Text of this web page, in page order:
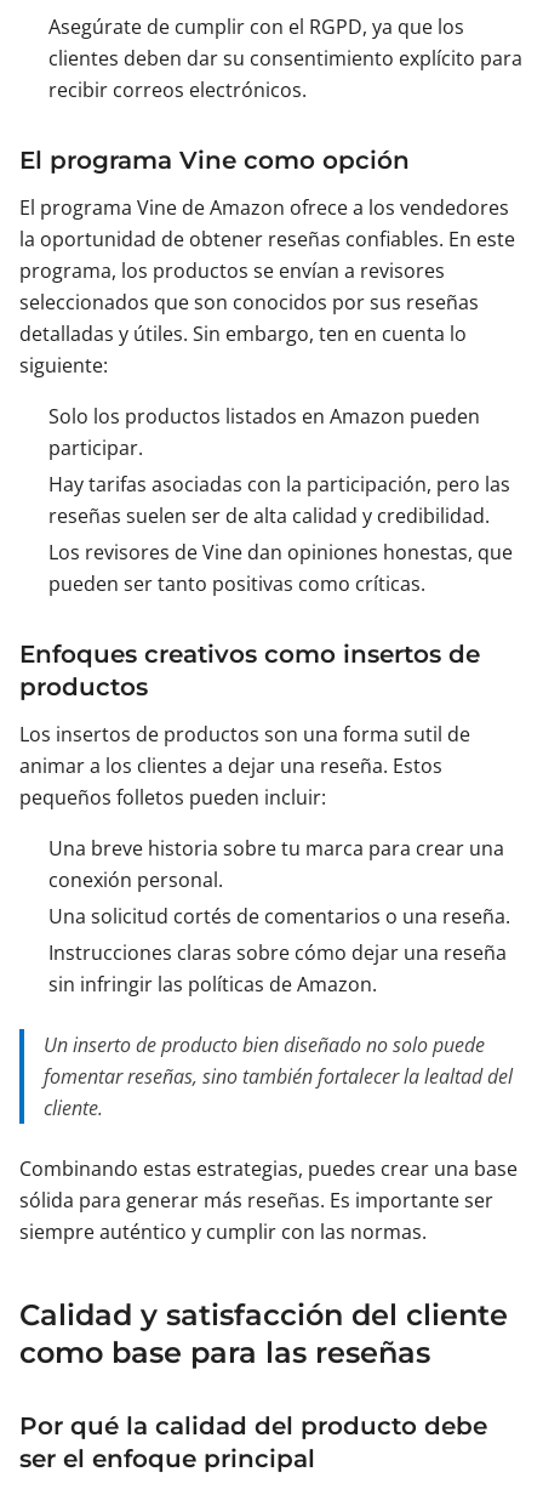
Asegúrate de cumplir con el RGPD, ya que los
clientes deben dar su consentimiento explícito para
recibir correos electrónicos.
El programa Vine como opción
El programa Vine de Amazon ofrece a los vendedores
la oportunidad de obtener reseñas confiables. En este
programa, los productos se envían a revisores
seleccionados que son conocidos por sus reseñas
detalladas y útiles. Sin embargo, ten en cuenta lo
siguiente:
Solo los productos listados en Amazon pueden
participar.
Hay tarifas asociadas con la participación, pero las
reseñas suelen ser de alta calidad y credibilidad.
Los revisores de Vine dan opiniones honestas, que
pueden ser tanto positivas como críticas.
Enfoques creativos como insertos de
productos
Los insertos de productos son una forma sutil de
animar a los clientes a dejar una reseña. Estos
pequeños folletos pueden incluir:
Una breve historia sobre tu marca para crear una
conexión personal.
Una solicitud cortés de comentarios o una reseña.
Instrucciones claras sobre cómo dejar una reseña
sin infringir las políticas de Amazon.
Un inserto de producto bien diseñado no solo puede
fomentar reseñas, sino también fortalecer la lealtad del
cliente.
Combinando estas estrategias, puedes crear una base
sólida para generar más reseñas. Es importante ser
siempre auténtico y cumplir con las normas.
Calidad y satisfacción del cliente
como base para las reseñas
Por qué la calidad del producto debe
ser el enfoque principal